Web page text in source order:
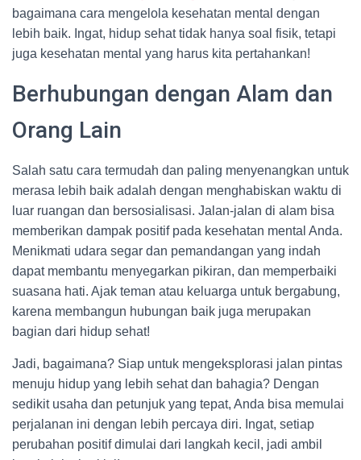
bagaimana cara mengelola kesehatan mental dengan
lebih baik. Ingat, hidup sehat tidak hanya soal fisik, tetapi
juga kesehatan mental yang harus kita pertahankan!
Berhubungan dengan Alam dan
Orang Lain
Salah satu cara termudah dan paling menyenangkan untuk
merasa lebih baik adalah dengan menghabiskan waktu di
luar ruangan dan bersosialisasi. Jalan-jalan di alam bisa
memberikan dampak positif pada kesehatan mental Anda.
Menikmati udara segar dan pemandangan yang indah
dapat membantu menyegarkan pikiran, dan memperbaiki
suasana hati. Ajak teman atau keluarga untuk bergabung,
karena membangun hubungan baik juga merupakan
bagian dari hidup sehat!
Jadi, bagaimana? Siap untuk mengeksplorasi jalan pintas
menuju hidup yang lebih sehat dan bahagia? Dengan
sedikit usaha dan petunjuk yang tepat, Anda bisa memulai
perjalanan ini dengan lebih percaya diri. Ingat, setiap
perubahan positif dimulai dari langkah kecil, jadi ambil